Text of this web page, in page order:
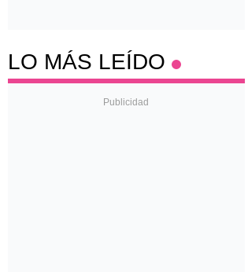
LO MÁS LEÍDO